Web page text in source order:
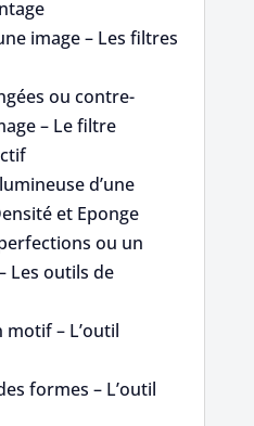
image – Les filtres
ou contre-
– Le filtre
d’une
et Eponge
ou un
Les outils de
motif – L’outil
formes – L’outil